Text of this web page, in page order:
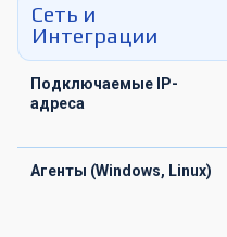
Сеть и
Интеграции
Подключаемые IP-
адреса
Агенты (Windows, Linux)